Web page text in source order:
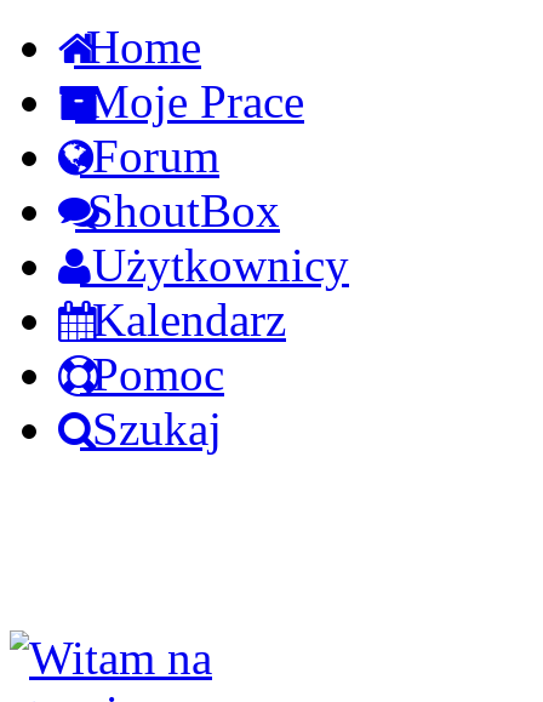
Home
Moje Prace
Forum
ShoutBox
Użytkownicy
Kalendarz
Pomoc
Szukaj